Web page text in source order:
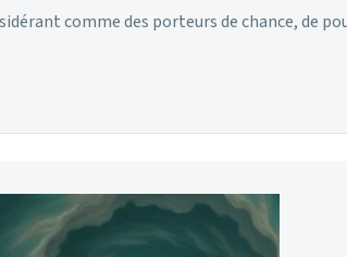
comme des porteurs de chance, de